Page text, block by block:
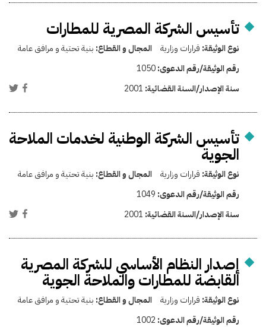
تأسيس الشركة المصرية للمطارات
نوع الوثيقة: قرارات وزارية المجال و القطاع: بنية تحتية و مرافق عامة
رقم الوثيقة/رقم الدعوى:1050
سنة الإصدار/السنة القضائية: 2001
تأسيس الشركة الوطنية لخدمات الملاحة
الجوية
نوع الوثيقة: قرارات وزارية المجال و القطاع: بنية تحتية و مرافق عامة
رقم الوثيقة/رقم الدعوى: 1049
سنة الإصدار/السنة القضائية: 2001
إصدار النظام الأساسي للشركة المصرية
القابضة للمطارات والملاحة الجوية
نوع الوثيقة: قرارات وزارية المجال و القطاع: بنية تحتية و مرافق عامة
رقم الوثيقة/رقم الدعوى: 1002